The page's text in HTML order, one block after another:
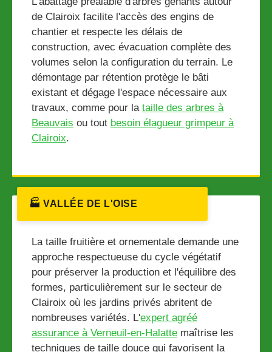
de Clairoix facilite l'accès des engins de
chantier et respecte les délais de
construction, avec évacuation complète des
volumes selon la configuration du terrain. Le
démontage par rétention protège le bâti
existant et dégage l'espace nécessaire aux
travaux, comme pour la taille des arbres à
Beauvais ou tout besoin élagueur grimpeur à
Clairoix.
🏭 VALLÉE DE L'OISE
La taille fruitière et ornementale demande une
approche respectueuse du cycle végétatif
pour préserver la production et l'équilibre des
formes, particulièrement sur le secteur de
Clairoix où les jardins privés abritent de
nombreuses variétés. L'expert agréé
assurance à Verneuil-en-Halatte maîtrise les
techniques de taille douce qui favorisent la